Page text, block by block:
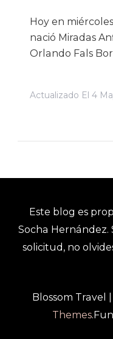
Hoy en
nació Miradas
Orlando Fals
Actualizado El 4
Este blog es
Socha Hernández.
solicitud, no
Blossom Travel
Themes